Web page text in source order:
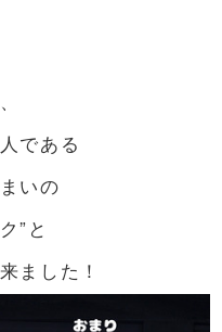
である
いの
”と
ました！